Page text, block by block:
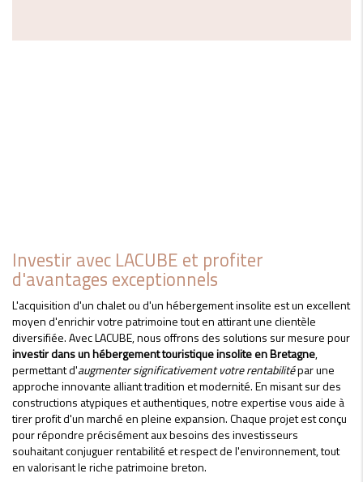
Investir avec LACUBE et profiter
d'avantages exceptionnels
L'acquisition d'un chalet ou d'un hébergement insolite est un excellent
moyen d'enrichir votre patrimoine tout en attirant une clientèle
diversifiée. Avec LACUBE, nous offrons des solutions sur mesure pour
investir dans un hébergement touristique insolite en Bretagne,
permettant d'augmenter significativement votre rentabilitépar une
approche innovante alliant tradition et modernité. En misant sur des
constructions atypiques et authentiques, notre expertise vous aide à
tirer profit d'un marché en pleine expansion. Chaque projet est conçu
pour répondre précisément aux besoins des investisseurs
souhaitant conjuguer rentabilité et respect de l'environnement, tout
en valorisant le riche patrimoine breton.